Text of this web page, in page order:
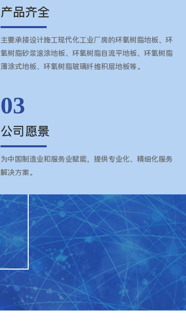
产品齐全
主要承接设计施工现代化工业厂房的环氧树脂地板、环
氧树脂砂浆滚涂地板、环氧树脂自流平地板、环氧树脂
薄涂式地板、环氧树脂玻璃纤维积层地板等。
03
公司愿景
为中国制造业和服务业赋能，提供专业化、精细化服务
解决方案。